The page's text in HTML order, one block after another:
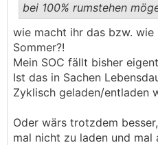
bei 100% rumstehen
wie macht ihr das bzw. wie
Sommer?!
Mein SOC fällt bisher
Ist das in Sachen
Zyklisch geladen/entladen
Oder wärs trotzdem
mal nicht zu laden und